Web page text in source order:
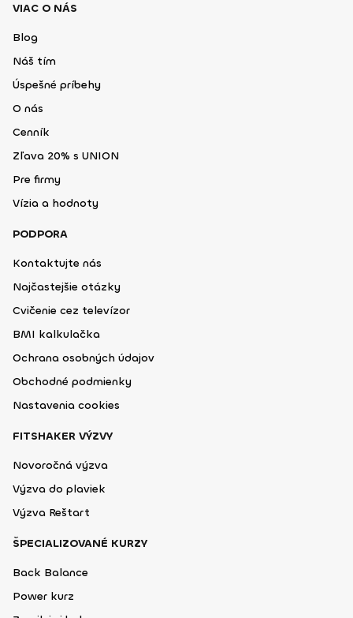
VIAC O NÁS
Blog
Náš tím
Úspešné príbehy
O nás
Cenník
Zľava 20% s UNION
Pre firmy
Vízia a hodnoty
PODPORA
Kontaktujte nás
Najčastejšie otázky
Cvičenie cez televízor
BMI kalkulačka
Ochrana osobných údajov
Obchodné podmienky
Nastavenia cookies
FITSHAKER VÝZVY
Novoročná výzva
Výzva do plaviek
Výzva Reštart
ŠPECIALIZOVANÉ KURZY
Back Balance
Power kurz